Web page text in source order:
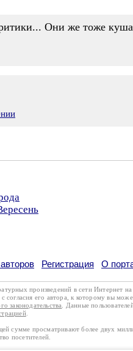
Они же тоже
Регистрация О
произведений в сети Интернет
согласия его автора, к которому вы
законодательства
. Данные
.
сумме просматривают более двух
посетителей.